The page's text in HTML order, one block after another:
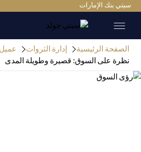
سيتي بنك الإمارات
الصفحة الرئيسية إدارة الثروات
نظرة على السوق: قصيرة وطويلة المدى